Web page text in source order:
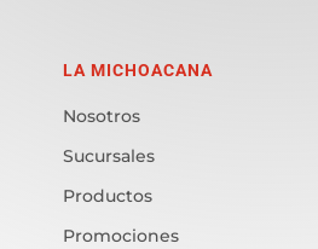
LA MICHOACANA
Nosotros
Sucursales
Productos
Promociones